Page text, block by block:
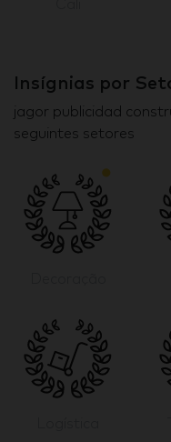
Insígnias por
jagor publicidad
seguintes setores